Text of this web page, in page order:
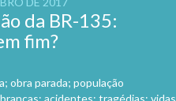
da BR-135:
fim?
obra parada; população
acidentes; tragédias; vidas